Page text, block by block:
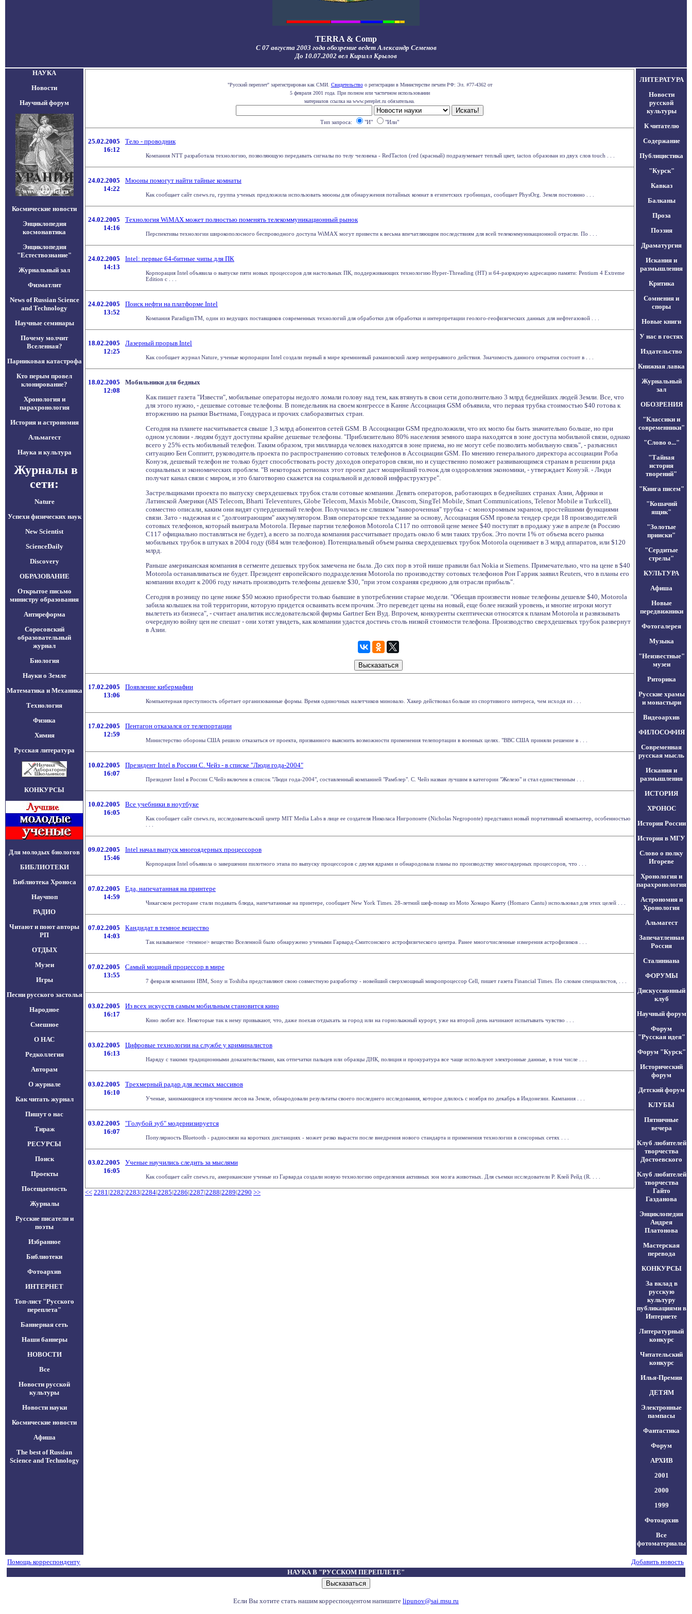
TERRA & Comp
С 07 августа 2003 года обозрение ведет Александр Семенов
До 10.07.2002 вел Кирилл Крылов
НАУКА
Новости
Научный форум
Космические новости
Энциклопедия
космонавтика
Энциклопедия
"Естествознание"
Журнальный зал
Физматлит
News of Russian Science
and Technology
Научные семинары
Почему молчит
Вселенная?
Парниковая катастрофа
Кто перым провел
клонирование?
Хронология и
парахронология
История и астрономия
Альмагест
Наука и культура
Журналы в
сети:
Nature
Успехи физических наук
New Scientist
ScienceDaily
Discovery
ОБРАЗОВАНИЕ
Открытое письмо
министру образования
Антиреформа
Соросовский
образовательный
журнал
Биология
Науки о Земле
Математика и Механика
Технология
Физика
Химия
Русская литература
КОНКУРСЫ
Для молодых биологов
БИБЛИОТЕКИ
Библиотека Хроноса
Научпоп
РАДИО
Читают и поют авторы
РП
ОТДЫХ
Музеи
Игры
Песни русского застолья
Народное
Смешное
О НАС
Редколлегия
Авторам
О журнале
Как читать журнал
Пишут о нас
Тираж
РЕСУРСЫ
Поиск
Проекты
Посещаемость
Журналы
Русские писатели и
поэты
Избранное
Библиотеки
Фотоархив
ИНТЕРНЕТ
Топ-лист "Русского
переплета"
Баннерная сеть
Наши баннеры
НОВОСТИ
Все
Новости русской
культуры
Новости науки
Космические новости
Афиша
The best of Russian
Science and Technology
"Русский переплет" зарегистрирован как СМИ. Свидетельствоо регистрации в Министерстве печати РФ: Эл. #77-4362 от
5 февраля 2001 года. При полном или частичном использовании
материалов ссылка на www.pereplet.ru обязательна.
Тип запроса: "И" "Или"
25.02.2005
16:12
Тело - проводник
Компания NTT разработала технологию, позволяющую передавать сигналы по телу человека - RedTacton (red (красный) подразумевает теплый цвет, tacton образован из двух слов touch . . .
24.02.2005
14:22
Мюоны помогут найти тайные комнаты
Как сообщает сайт cnews.ru, группа ученых предложила использовать мюоны для обнаружения потайных комнат в египетских гробницах, сообщает PhysOrg. Земля постоянно . . .
24.02.2005
14:16
Технология WiMAX может полностью поменять телекоммуникационный рынок
Перспективы технологии широкополосного беспроводного доступа WiMAX могут привести к весьма впечатляющим последствиям для всей телекоммуникационной отрасли. По . . .
24.02.2005
14:13
Intel: первые 64-битные чипы для ПК
Корпорация Intel объявила о выпуске пяти новых процессоров для настольных ПК, поддерживающих технологию Hyper-Threading (HT) и 64-разрядную адресацию памяти: Pentium 4 Extreme
Edition с . . .
24.02.2005
13:52
Поиск нефти на платформе Intel
Компания ParadigmTM, один из ведущих поставщиков современных технологий для обработки для обработки и интерпретации геолого-геофизических данных для нефтегазовой . . .
18.02.2005
12:25
Лазерный прорыв Intel
Как сообщает журнал Nature, ученые корпорации Intel создали первый в мире кремниевый рамановский лазер непрерывного действия. Значимость данного открытия состоит в . . .
18.02.2005
12:08
Мобильники для бедных
Как пишет газета "Извести", мобильные операторы недолго ломали голову над тем, как втянуть в свои сети дополнительно 3 млрд беднейших людей Земли. Все, что
для этого нужно, - дешевые сотовые телефоны. В понедельник на своем конгрессе в Канне Ассоциация GSM объявила, что первая трубка стоимостью $40 готова к
вторжению на рынки Вьетнама, Гондураса и прочих слаборазвитых стран.
Сегодня на планете насчитывается свыше 1,3 млрд абонентов сетей GSM. В Ассоциации GSM предположили, что их могло бы быть значительно больше, но при
одном условии - людям будут доступны крайне дешевые телефоны. "Приблизительно 80% населения земного шара находятся в зоне доступа мобильной связи, однако
всего у 25% есть мобильный телефон. Таким образом, три миллиарда человек находятся в зоне приема, но не могут себе позволить мобильную связь", - разъяснил
ситуацию Бен Соппитт, руководитель проекта по распространению сотовых телефонов в Ассоциации GSM. По мнению генерального директора ассоциации Роба
Конуэя, дешевый телефон не только будет способствовать росту доходов операторов связи, но и существенно поможет развивающимся странам в решении ряда
социальных и экономических проблем. "В некоторых регионах этот проект даст мощнейший толчок для оздоровления экономики, - утверждает Конуэй. - Люди
получат канал связи с миром, и это благотворно скажется на социальной и деловой инфраструктуре".
Застрельщиками проекта по выпуску сверхдешевых трубок стали сотовые компании. Девять операторов, работающих в беднейших странах Азии, Африки и
Латинской Америки (AIS Telecom, Bharti Televentures, Globe Telecom, Maxis Mobile, Orascom, SingTel Mobile, Smart Communications, Telenor Mobile и Turkcell),
совместно описали, каким они видят супердешевый телефон. Получилась не слишком "навороченная" трубка - с монохромным экраном, простейшими функциями
связи. Зато - надежная и с "долгоиграющим" аккумулятором. Взяв операторское техзадание за основу, Ассоциация GSM провела тендер среди 18 производителей
сотовых телефонов, который выиграла Motorola. Первые партии телефонов Motorola C117 по оптовой цене менее $40 поступят в продажу уже в апреле (в Россию
C117 официально поставляться не будет), а всего за полгода компания рассчитывает продать около 6 млн таких трубок. Это почти 1% от объема всего рынка
мобильных трубок в штуках в 2004 году (684 млн телефонов). Потенциальный объем рынка сверхдешевых трубок Motorola оценивает в 3 млрд аппаратов, или $120
млрд.
Раньше американская компания в сегменте дешевых трубок замечена не была. До сих пор в этой нише правили бал Nokia и Siemens. Примечательно, что на цене в $40
Motorola останавливаться не будет. Президент европейского подразделения Motorola по производству сотовых телефонов Рон Гаррик заявил Reuters, что в планы его
компании входит к 2006 году начать производить телефоны дешевле $30, "при этом сохраняя среднюю для отрасли прибыль".
Сегодня в розницу по цене ниже $50 можно приобрести только бывшие в употреблении старые модели. "Обещав произвести новые телефоны дешевле $40, Motorola
забила колышек на той территории, которую придется осваивать всем прочим. Это переведет цены на новый, еще более низкий уровень, и многие игроки могут
вылететь из бизнеса", - считает аналитик исследовательской фирмы Gartner Бен Вуд. Впрочем, конкуренты скептически относятся к планам Motorola и развязывать
очередную войну цен не спешат - они хотят увидеть, как компании удастся достичь столь низкой стоимости телефона. Производство сверхдешевых трубок развернут
в Азии.
17.02.2005
13:06
Появление кибермафии
Компьютерная преступность обретает организованные формы. Время одиночных налетчиков миновало. Хакер действовал больше из спортивного интереса, чем исходя из . . .
17.02.2005
12:59
Пентагон отказался от телепортации
Министерство обороны США решило отказаться от проекта, призванного выяснить возможности применения телепортации в военных целях. "ВВС США приняли решение в . . .
10.02.2005
16:07
Президент Intel в России С. Чейз - в списке "Люди года-2004"
Президент Intel в России С.Чейз включен в список "Люди года-2004", составленный компанией "Рамблер". С. Чейз назван лучшим в категории "Железо" и стал единственным . . .
10.02.2005
16:05
Все учебники в ноутбуке
Как сообщает сайт cnews.ru, исследовательский центр MIT Media Labs в лице ее создателя Николаса Нигропонте (Nicholas Negroponte) представил новый портативный компьютер, особенностью
09.02.2005
15:46
Intel начал выпуск многоядерных процессоров
Корпорация Intel объявила о завершении пилотного этапа по выпуску процессоров с двумя ядрами и обнародовала планы по производству многоядерных процессоров, что . . .
07.02.2005
14:59
Еда, напечатанная на принтере
Чикагском ресторане стали подавать блюда, напечатанные на принтере, сообщает New York Times. 28-летний шеф-повар из Moto Хомаро Канту (Homaro Cantu) использовал для этих целей . . .
07.02.2005
14:03
Кандидат в темное вещество
Так называемое <темное> вещество Вселенной было обнаружено учеными Гарвард-Смитсонского астрофизического центра. Ранее многочисленные измерения астрофизиков . . .
07.02.2005
13:55
Самый мощный процессор в мире
7 февраля компании IBM, Sony и Toshiba представляют свою совместную разработку - новейший сверхмощный микропроцессор Cell, пишет газета Financial Times. По словам специалистов, . . .
03.02.2005
16:17
Из всех искусств самым мобильным становится кино
Кино любят все. Некоторые так к нему привыкают, что, даже поехав отдыхать за город или на горнолыжный курорт, уже на второй день начинают испытывать чувство . . .
03.02.2005
16:13
Цифровые технологии на службе у криминалистов
Наряду с такими традиционными доказательствами, как отпечатки пальцев или образцы ДНК, полиция и прокуратура все чаще используют электронные данные, в том числе . . .
03.02.2005
16:10
Трехмерный радар для лесных массивов
Ученые, занимающиеся изучением лесов на Земле, обнародовали результаты своего последнего исследования, которое длилось с ноября по декабрь в Индонезии. Кампания . . .
03.02.2005
16:07
"Голубой зуб" модернизируется
Популярность Bluetooth - радиосвязи на коротких дистанциях - может резко вырасти после внедрения нового стандарта и применения технологии в сенсорных сетях . . .
03.02.2005
16:05
Ученые научились следить за мыслями
Как сообщает сайт cnews.ru, американские ученые из Гарварда создали новую технологию определения активных зон мозга животных. Для съемки исследователи Р. Клей Рейд (R. . . .
<< 2281|2282|2283|2284|2285|2286|2287|2288|2289|2290 >>
ЛИТЕРАТУРА
Новости
русской
культуры
К читателю
Содержание
Публицистика
"Курск"
Кавказ
Балканы
Проза
Поэзия
Драматургия
Искания и
размышления
Критика
Сомнения и
споры
Новые книги
У нас в гостях
Издательство
Книжная лавка
Журнальный
зал
ОБОЗРЕНИЯ
"Классики и
современники"
"Слово о..."
"Тайная
история
творений"
"Книга писем"
"Кошачий
ящик"
"Золотые
прииски"
"Сердитые
стрелы"
КУЛЬТУРА
Афиша
Новые
передвижники
Фотогалерея
Музыка
"Неизвестные"
музеи
Риторика
Русские храмы
и монастыри
Видеоархив
ФИЛОСОФИЯ
Современная
русская мысль
Искания и
размышления
ИСТОРИЯ
ХРОНОС
История России
История в МГУ
Слово о полку
Игореве
Хронология и
парахронология
Астрономия и
Хронология
Альмагест
Запечатленная
Россия
Сталиниана
ФОРУМЫ
Дискуссионный
клуб
Научный форум
Форум
"Русская идея"
Форум "Курск"
Исторический
форум
Детский форум
КЛУБЫ
Пятничные
вечера
Клуб любителей
творчества
Достоевского
Клуб любителей
творчества
Гайто
Газданова
Энциклопедия
Андрея
Платонова
Мастерская
перевода
КОНКУРСЫ
За вклад в
русскую
культуру
публикациями в
Интернете
Литературный
конкурс
Читательский
конкурс
Илья-Премия
ДЕТЯМ
Электронные
пампасы
Фантастика
Форум
АРХИВ
2001
2000
1999
Фотоархив
Все
фотоматериалы
Помощь корреспонденту
Добавить новость
НАУКА В "РУССКОМ ПЕРЕПЛЕТЕ"
Если Вы хотите стать нашим корреспондентом напишите lipunov@sai.msu.ru